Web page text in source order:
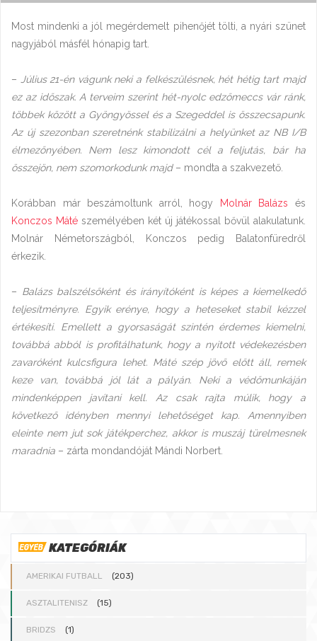
Most mindenki a jól megérdemelt pihenőjét tölti, a nyári szünet
nagyjából másfél hónapig tart.
– Július 21-én vágunk neki a felkészülésnek, hét hétig tart majd
ez az időszak. A terveim szerint hét-nyolc edzőmeccs vár ránk,
többek között a Gyöngyössel és a Szegeddel is összecsapunk.
Az új szezonban szeretnénk stabilizálni a helyünket az NB I/B
élmezőnyében. Nem lesz kimondott cél a feljutás, bár ha
összejön, nem szomorkodunk majd– mondta a szakvezető.
Korábban már beszámoltunk arról, hogy Molnár Balázs és
Konczos Máté személyében két új játékossal bővül alakulatunk.
Molnár Németországból, Konczos pedig Balatonfüredről
érkezik.
– Balázs balszélsőként és irányítóként is képes a kiemelkedő
teljesítményre. Egyik erénye, hogy a heteseket stabil kézzel
értékesíti. Emellett a gyorsaságát szintén érdemes kiemelni,
továbbá abból is profitálhatunk, hogy a nyitott védekezésben
zavaróként kulcsfigura lehet. Máté szép jövő előtt áll, remek
keze van, továbbá jól lát a pályán. Neki a védőmunkáján
mindenképpen javítani kell. Az csak rajta múlik, hogy a
következő idényben mennyi lehetőséget kap. Amennyiben
eleinte nem jut sok játékperchez, akkor is muszáj türelmesnek
maradnia – zárta mondandóját Mándi Norbert.
KATEGÓRIÁK
AMERIKAI FUTBALL (203)
ASZTALITENISZ (15)
BRIDZS (1)